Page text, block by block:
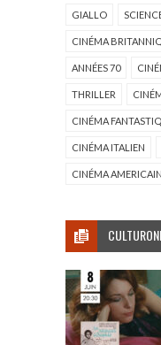
GIALLO
CINÉMA
ANNÉES 70
THRILLER
CINÉMA
CINÉMA ITALIEN
CINÉMA AMERICAIN